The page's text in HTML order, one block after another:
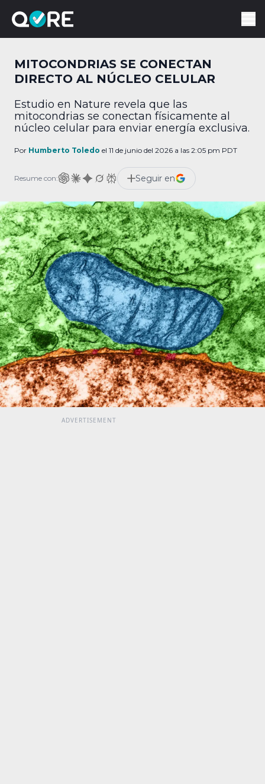
MITOCONDRIAS SE CONECTAN
DIRECTO AL NÚCLEO CELULAR
Estudio en Nature revela que las
mitocondrias se conectan físicamente al
núcleo celular para enviar energía exclusiva.
Por Humberto Toledo el 11 de junio del 2026 a las 2:05 pm PDT
Resume con: Seguir en